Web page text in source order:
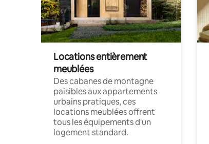
Locations entièrement
meublées
Des cabanes de montagne
paisibles aux appartements
urbains pratiques, ces
locations meublées offrent
tous les équipements d'un
logement standard.